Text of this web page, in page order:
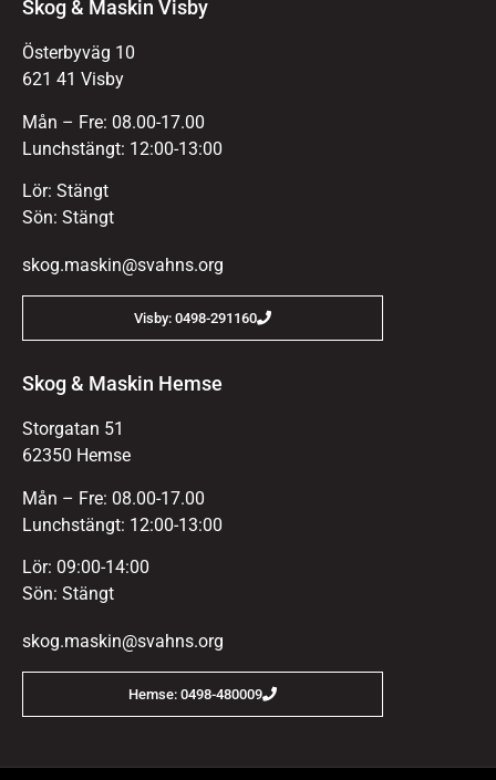
Skog & Maskin Visby
Österbyväg 10
621 41 Visby
Mån – Fre: 08.00-17.00
Lunchstängt: 12:00-13:00
Lör: Stängt
Sön: Stängt
skog.maskin@svahns.org
Visby: 0498-291160
Skog & Maskin Hemse
Storgatan 51
62350 Hemse
Mån – Fre: 08.00-17.00
Lunchstängt: 12:00-13:00
Lör: 09:00-14:00
Sön: Stängt
skog.maskin@svahns.org
Hemse: 0498-480009